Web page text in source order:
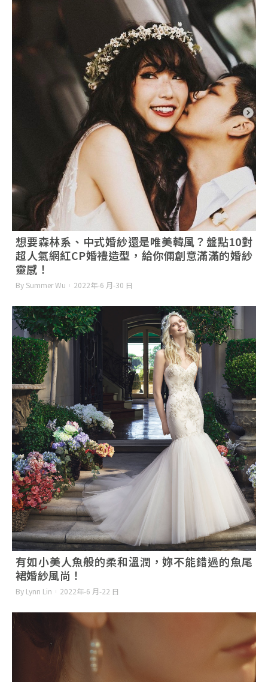
想要森林系、中式婚紗還是唯美韓風？盤點10對
超人氣網紅CP婚禮造型，給你倆創意滿滿的婚紗
靈感！
By Summer Wu 2022年-6 月-30 日
有如小美人魚般的柔和溫潤，妳不能錯過的魚尾
裙婚紗風尚！
By Lynn Lin 2022年-6 月-22 日